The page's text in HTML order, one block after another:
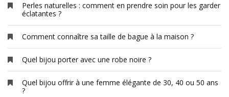
Perles naturelles : comment en prendre soin pour les garder
éclatantes ?
Comment connaître sa taille de bague à la maison ?
Quel bijou porter avec une robe noire ?
Quel bijou offrir à une femme élégante de 30, 40 ou 50 ans
?